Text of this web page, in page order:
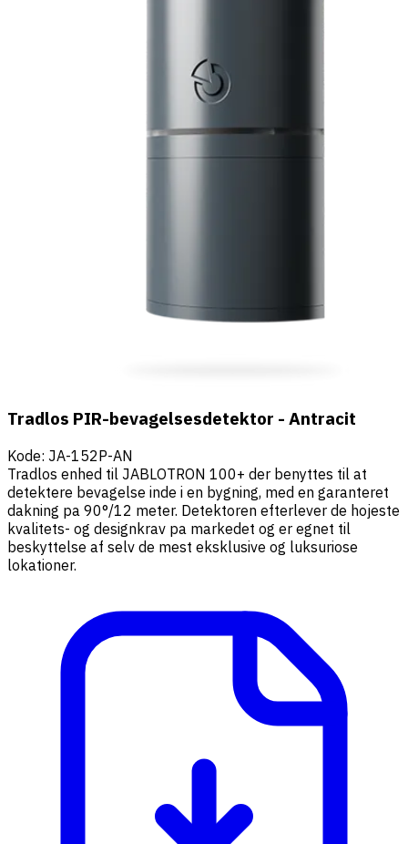
Tradlos PIR-bevagelsesdetektor - Antracit
Kode: JA-152P-AN
Tradlos enhed til JABLOTRON 100+ der benyttes til at
detektere bevagelse inde i en bygning, med en garanteret
dakning pa 90°/12 meter. Detektoren efterlever de hojeste
kvalitets- og designkrav pa markedet og er egnet til
beskyttelse af selv de mest eksklusive og luksuriose
lokationer.